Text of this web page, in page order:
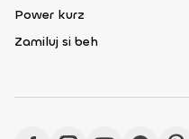
Power kurz
Zamiluj si beh